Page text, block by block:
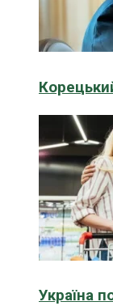
Україна